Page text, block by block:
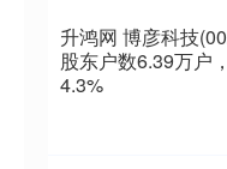
升鸿网 博彦科技
股东户数6.39万户
4.3%